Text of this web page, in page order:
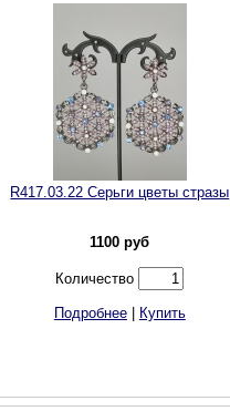
R417.03.22 Серьги цветы стразы
1100 руб
Количество
Подробнее| Купить